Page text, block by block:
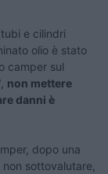
e cilindri
olio è stato
camper sul
non mettere
danni è
dopo una
sottovalutare,